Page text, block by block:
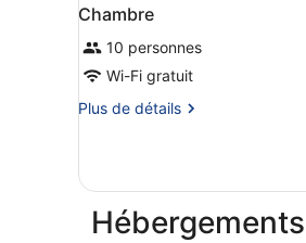
Chambre
10 personnes
Wi-Fi gratuit
Plus de détails
Plus
le